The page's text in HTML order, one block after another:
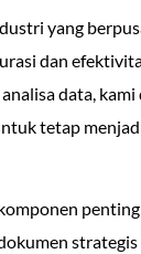
yang
dan
data,
tetap